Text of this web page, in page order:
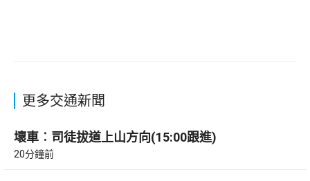
更多交通新聞
壞車︰司徒拔道上山方向(15:00跟進)
20分鐘前